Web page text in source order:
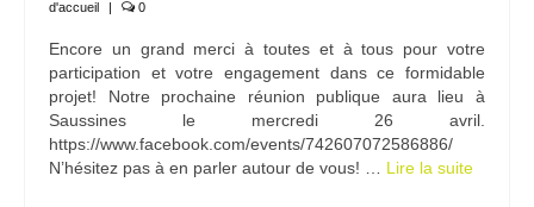
d'accueil | 0
Encore un grand merci à toutes et à tous pour votre
participation et votre engagement dans ce formidable
projet! Notre prochaine réunion publique aura lieu à
Saussines le mercredi 26 avril.
https://www.facebook.com/events/742607072586886/
N’hésitez pas à en parler autour de vous! … Lire la suite­­